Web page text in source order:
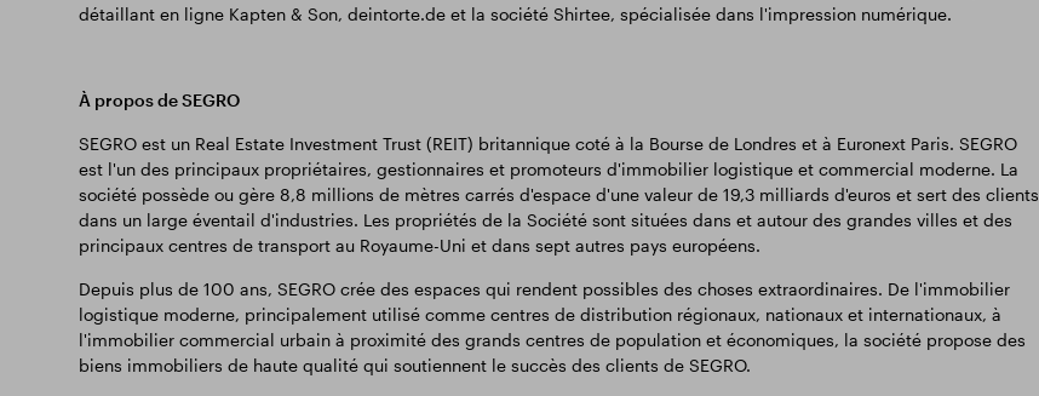
détaillant en ligne Kapten & Son, deintorte.de et la société Shirtee, spécialisée dans l'impression numérique.
À propos de SEGRO
SEGRO est un Real Estate Investment Trust (REIT) britannique coté à la Bourse de Londres et à Euronext Paris. SEGRO
est l'un des principaux propriétaires, gestionnaires et promoteurs d'immobilier logistique et commercial moderne. La
société possède ou gère 8,8 millions de mètres carrés d'espace d'une valeur de 19,3 milliards d'euros et sert des clients
dans un large éventail d'industries. Les propriétés de la Société sont situées dans et autour des grandes villes et des
principaux centres de transport au Royaume-Uni et dans sept autres pays européens.
Depuis plus de 100 ans, SEGRO crée des espaces qui rendent possibles des choses extraordinaires. De l'immobilier
logistique moderne, principalement utilisé comme centres de distribution régionaux, nationaux et internationaux, à
l'immobilier commercial urbain à proximité des grands centres de population et économiques, la société propose des
biens immobiliers de haute qualité qui soutiennent le succès des clients de SEGRO.